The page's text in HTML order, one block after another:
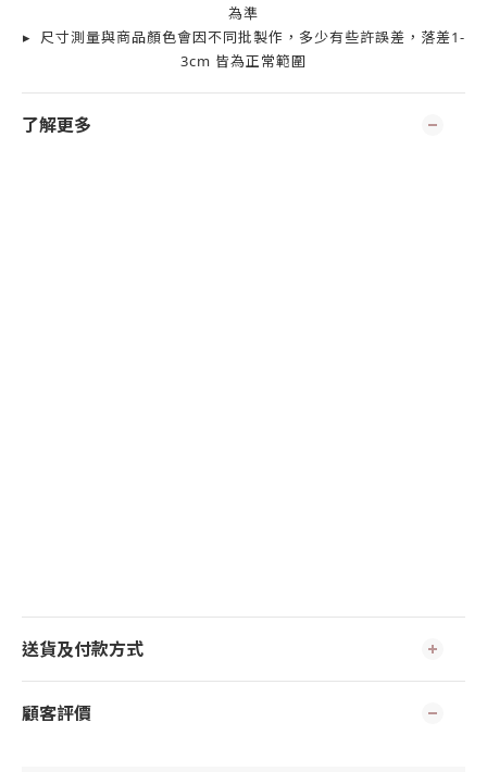
為準
▸ 尺寸測量與商品顏色會因不同批製作，多少有些許誤差，落差1-
3cm 皆為正常範圍
了解更多
送貨及付款方式
顧客評價